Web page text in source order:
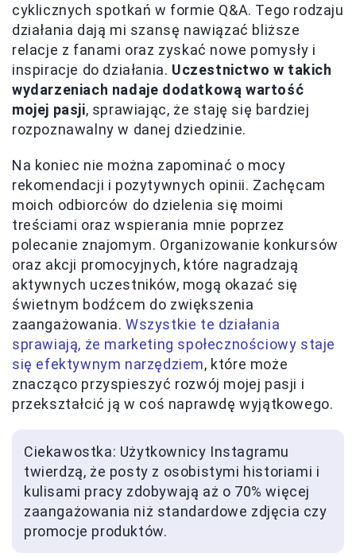
cyklicznych spotkań w formie Q&A. Tego rodzaju
działania dają mi szansę nawiązać bliższe
relacje z fanami oraz zyskać nowe pomysły i
inspiracje do działania. Uczestnictwo w takich
wydarzeniach nadaje dodatkową wartość
mojej pasji, sprawiając, że staję się bardziej
rozpoznawalny w danej dziedzinie.
Na koniec nie można zapominać o mocy
rekomendacji i pozytywnych opinii. Zachęcam
moich odbiorców do dzielenia się moimi
treściami oraz wspierania mnie poprzez
polecanie znajomym. Organizowanie konkursów
oraz akcji promocyjnych, które nagradzają
aktywnych uczestników, mogą okazać się
świetnym bodźcem do zwiększenia
zaangażowania. Wszystkie te działania
sprawiają, że marketing społecznościowy staje
się efektywnym narzędziem, które może
znacząco przyspieszyć rozwój mojej pasji i
przekształcić ją w coś naprawdę wyjątkowego.
Ciekawostka: Użytkownicy Instagramu
twierdzą, że posty z osobistymi historiami i
kulisami pracy zdobywają aż o 70% więcej
zaangażowania niż standardowe zdjęcia czy
promocje produktów.